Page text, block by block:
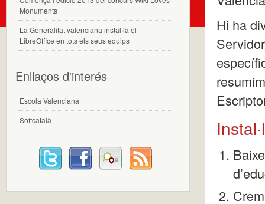
Hi ha
Monuments
La Generalitat valenciana instal·la el
LibreOffice en tots els seus equips
Enllaços d'interés
Escola Valenciana
Softcatalà